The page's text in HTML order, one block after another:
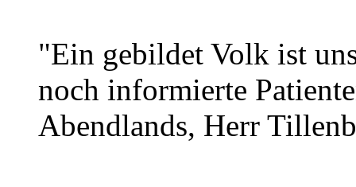
"Ein gebildet Volk ist
noch informierte
Abendlands, Herr